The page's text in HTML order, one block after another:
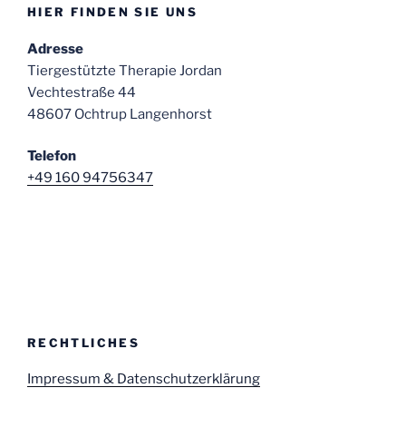
HIER FINDEN SIE UNS
Adresse
Tiergestützte Therapie Jordan
Vechtestraße 44
48607 Ochtrup Langenhorst
Telefon
+49 160 94756347
RECHTLICHES
Impressum & Datenschutzerklärung